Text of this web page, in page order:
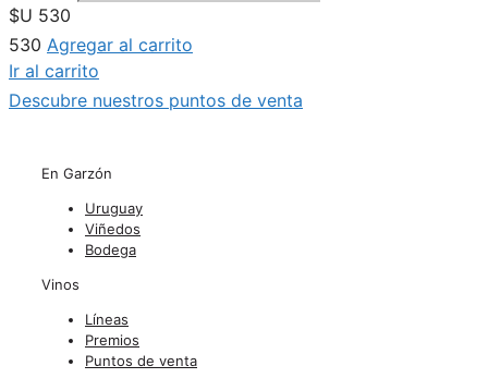
$U 530
530 Agregar al carrito
Ir al carrito
Descubre nuestros puntos de venta
En Garzón
Uruguay
Viñedos
Bodega
Vinos
Líneas
Premios
Puntos de venta